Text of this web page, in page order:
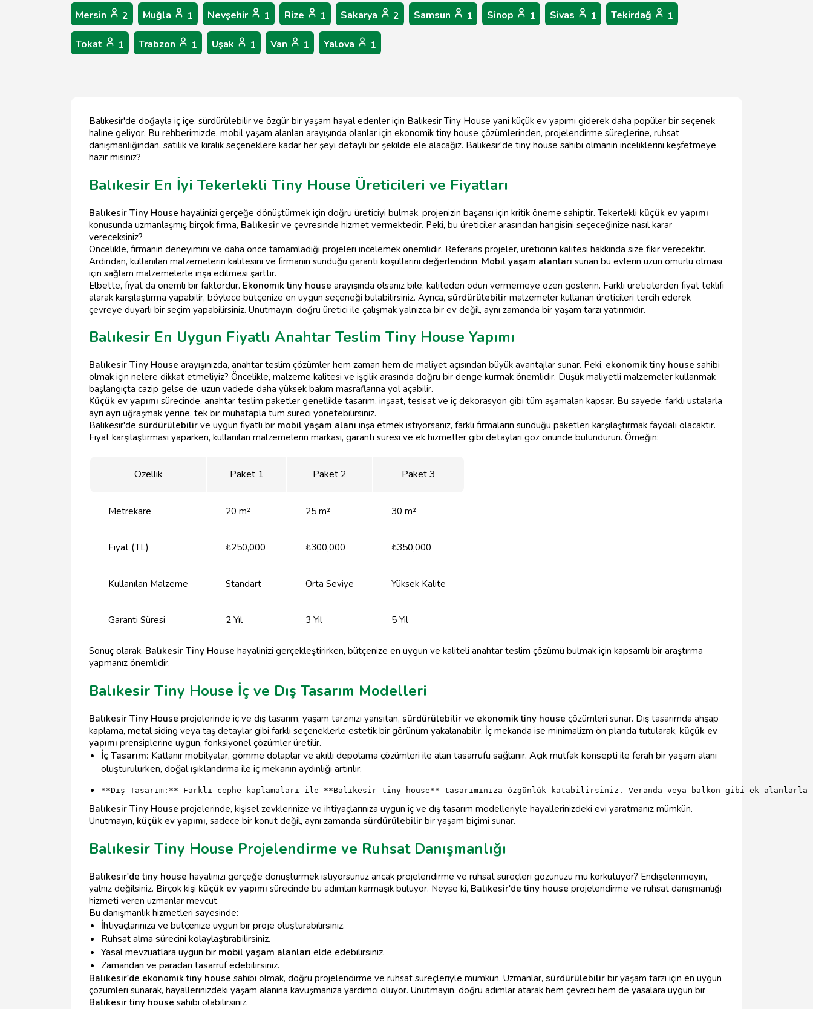
Mersin 2 Muğla 1 Nevşehir 1 Rize 1 Sakarya 2 Samsun 1 Sinop 1 Sivas 1 Tekirdağ 1
Tokat 1 Trabzon 1 Uşak 1 Van 1 Yalova 1
Balıkesir'de doğayla iç içe, sürdürülebilir ve özgür bir yaşam hayal edenler için Balıkesir Tiny House yani küçük ev yapımı giderek daha popüler bir seçenek
haline geliyor. Bu rehberimizde, mobil yaşam alanları arayışında olanlar için ekonomik tiny house çözümlerinden, projelendirme süreçlerine, ruhsat
danışmanlığından, satılık ve kiralık seçeneklere kadar her şeyi detaylı bir şekilde ele alacağız. Balıkesir'de tiny house sahibi olmanın inceliklerini keşfetmeye
hazır mısınız?
Balıkesir En İyi Tekerlekli Tiny House Üreticileri ve Fiyatları
Balıkesir Tiny House hayalinizi gerçeğe dönüştürmek için doğru üreticiyi bulmak, projenizin başarısı için kritik öneme sahiptir. Tekerlekli küçük ev yapımı
konusunda uzmanlaşmış birçok firma, Balıkesir ve çevresinde hizmet vermektedir. Peki, bu üreticiler arasından hangisini seçeceğinize nasıl karar
vereceksiniz?
Öncelikle, firmanın deneyimini ve daha önce tamamladığı projeleri incelemek önemlidir. Referans projeler, üreticinin kalitesi hakkında size fikir verecektir.
Ardından, kullanılan malzemelerin kalitesini ve firmanın sunduğu garanti koşullarını değerlendirin. Mobil yaşam alanları sunan bu evlerin uzun ömürlü olması
için sağlam malzemelerle inşa edilmesi şarttır.
Elbette, fiyat da önemli bir faktördür. Ekonomik tiny house arayışında olsanız bile, kaliteden ödün vermemeye özen gösterin. Farklı üreticilerden fiyat teklifi
alarak karşılaştırma yapabilir, böylece bütçenize en uygun seçeneği bulabilirsiniz. Ayrıca, sürdürülebilir malzemeler kullanan üreticileri tercih ederek
çevreye duyarlı bir seçim yapabilirsiniz. Unutmayın, doğru üretici ile çalışmak yalnızca bir ev değil, aynı zamanda bir yaşam tarzı yatırımıdır.
Balıkesir En Uygun Fiyatlı Anahtar Teslim Tiny House Yapımı
Balıkesir Tiny House arayışınızda, anahtar teslim çözümler hem zaman hem de maliyet açısından büyük avantajlar sunar. Peki, ekonomik tiny house sahibi
olmak için nelere dikkat etmeliyiz? Öncelikle, malzeme kalitesi ve işçilik arasında doğru bir denge kurmak önemlidir. Düşük maliyetli malzemeler kullanmak
başlangıçta cazip gelse de, uzun vadede daha yüksek bakım masraflarına yol açabilir.
Küçük ev yapımı sürecinde, anahtar teslim paketler genellikle tasarım, inşaat, tesisat ve iç dekorasyon gibi tüm aşamaları kapsar. Bu sayede, farklı ustalarla
ayrı ayrı uğraşmak yerine, tek bir muhatapla tüm süreci yönetebilirsiniz.
Balıkesir'de sürdürülebilir ve uygun fiyatlı bir mobil yaşam alanı inşa etmek istiyorsanız, farklı firmaların sunduğu paketleri karşılaştırmak faydalı olacaktır.
Fiyat karşılaştırması yaparken, kullanılan malzemelerin markası, garanti süresi ve ek hizmetler gibi detayları göz önünde bulundurun. Örneğin:
Özellik Paket 1 Paket 2 Paket 3
Metrekare 20 m² 25 m² 30 m²
Fiyat (TL) ₺250,000 ₺300,000 ₺350,000
Kullanılan Malzeme Standart Orta Seviye Yüksek Kalite
Garanti Süresi 2 Yıl 3 Yıl 5 Yıl
Sonuç olarak, Balıkesir Tiny House hayalinizi gerçekleştirirken, bütçenize en uygun ve kaliteli anahtar teslim çözümü bulmak için kapsamlı bir araştırma
yapmanız önemlidir.
Balıkesir Tiny House İç ve Dış Tasarım Modelleri
Balıkesir Tiny House projelerinde iç ve dış tasarım, yaşam tarzınızı yansıtan, sürdürülebilir ve ekonomik tiny house çözümleri sunar. Dış tasarımda ahşap
kaplama, metal siding veya taş detaylar gibi farklı seçeneklerle estetik bir görünüm yakalanabilir. İç mekanda ise minimalizm ön planda tutularak, küçük ev
yapımı prensiplerine uygun, fonksiyonel çözümler üretilir.
İç Tasarım: Katlanır mobilyalar, gömme dolaplar ve akıllı depolama çözümleri ile alan tasarrufu sağlanır. Açık mutfak konsepti ile ferah bir yaşam alanı
oluşturulurken, doğal ışıklandırma ile iç mekanın aydınlığı artırılır.
**Dış Tasarım:** Farklı cephe kaplamaları ile **Balıkesir tiny house** tasarımınıza özgünlük katabilirsiniz. Veranda veya balkon gibi ek
Balıkesir Tiny House projelerinde, kişisel zevklerinize ve ihtiyaçlarınıza uygun iç ve dış tasarım modelleriyle hayallerinizdeki evi yaratmanız mümkün.
Unutmayın, küçük ev yapımı, sadece bir konut değil, aynı zamanda sürdürülebilir bir yaşam biçimi sunar.
Balıkesir Tiny House Projelendirme ve Ruhsat Danışmanlığı
Balıkesir'de tiny house hayalinizi gerçeğe dönüştürmek istiyorsunuz ancak projelendirme ve ruhsat süreçleri gözünüzü mü korkutuyor? Endişelenmeyin,
yalnız değilsiniz. Birçok kişi küçük ev yapımı sürecinde bu adımları karmaşık buluyor. Neyse ki, Balıkesir'de tiny house projelendirme ve ruhsat danışmanlığı
hizmeti veren uzmanlar mevcut.
Bu danışmanlık hizmetleri sayesinde:
İhtiyaçlarınıza ve bütçenize uygun bir proje oluşturabilirsiniz.
Ruhsat alma sürecini kolaylaştırabilirsiniz.
Yasal mevzuatlara uygun bir mobil yaşam alanları elde edebilirsiniz.
Zamandan ve paradan tasarruf edebilirsiniz.
Balıkesir'de ekonomik tiny house sahibi olmak, doğru projelendirme ve ruhsat süreçleriyle mümkün. Uzmanlar, sürdürülebilir bir yaşam tarzı için en uygun
çözümleri sunarak, hayallerinizdeki yaşam alanına kavuşmanıza yardımcı oluyor. Unutmayın, doğru adımlar atarak hem çevreci hem de yasalara uygun bir
Balıkesir tiny house sahibi olabilirsiniz.